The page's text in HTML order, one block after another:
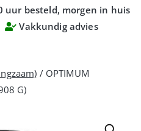
uur besteld, morgen in huis
Vakkundig advies
/ OPTIMUM
G)